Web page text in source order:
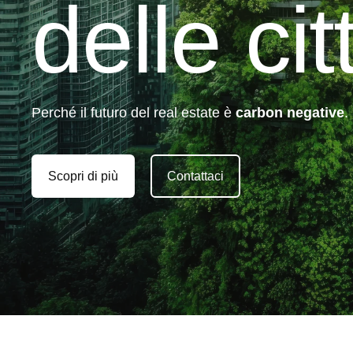
delle
Perché il futuro del real estate è carbon negative.
Scopri di più Contattaci